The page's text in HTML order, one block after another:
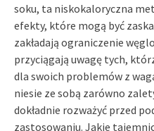
soku, ta niskokaloryczna
efekty, które mogą być
zakładają ograniczenie
przyciągają uwagę tych,
dla swoich problemów z
niesie ze sobą zarówno
dokładnie rozważyć przed
zastosowaniu. Jakie